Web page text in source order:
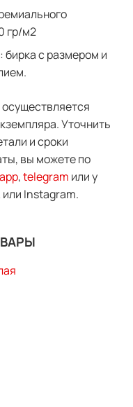
гр/м2
с размером и
Уточнить
и сроки
вы можете по
,telegram или у
Instagram.